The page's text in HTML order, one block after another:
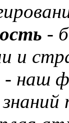
-
и
- наш